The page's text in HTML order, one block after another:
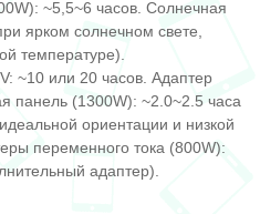
~5,5~6 часов. Солнечная
ярком солнечном свете,
температуре).
~10 или 20 часов. Адаптер
панель (1300W): ~2.0~2.5 часа
ориентации и низкой
переменного тока (800W):
адаптер).